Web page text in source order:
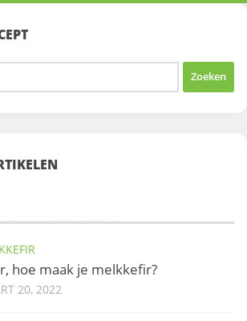
hoe maak je melkkefir?
20, 2022